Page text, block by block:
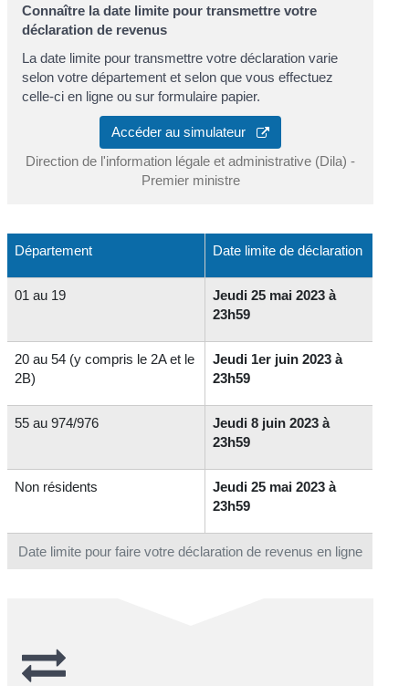
Connaître la date limite pour transmettre votre
déclaration de revenus
La date limite pour transmettre votre déclaration varie
selon votre département et selon que vous effectuez
celle-ci en ligne ou sur formulaire papier.
Accéder au simulateur
Direction de l'information légale et administrative (Dila) -
Premier ministre
Date limite pour faire votre déclaration de revenus en ligne
Département Date limite de déclaration
01 au 19
Jeudi 25 mai 2023 à
23h59
20 au 54 (y compris le 2A et le
2B)
Jeudi 1er juin 2023 à
23h59
55 au 974/976
Jeudi 8 juin 2023 à
23h59
Non résidents
Jeudi 25 mai 2023 à
23h59